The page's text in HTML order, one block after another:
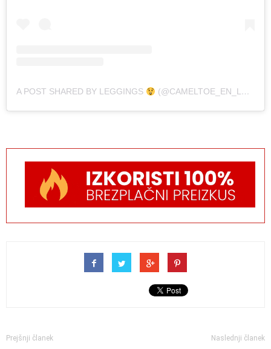
A POST SHARED BY LEGGINGS (@CAMELTOE_EN_LEGGINGS)
Prejšnji članek Naslednji članek